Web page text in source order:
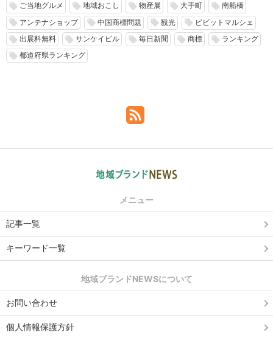
local_offer ご当地グルメ local_offer 地域おこし local_offer 物産展 local_offer 大手町 local_offer 南船橋
local_offer アンテナショップ local_offer 中国商標問題 local_offer 観光 local_offer ビビットマルシェ
local_offer 出展料無料 local_offer サンケイビル local_offer 毎日新聞 local_offer 商標 local_offer ランキング
local_offer 都道府県ランキング
メニュー
記事一覧
キーワード一覧
地域ブランドNEWSについて
お問い合わせ
個人情報保護方針